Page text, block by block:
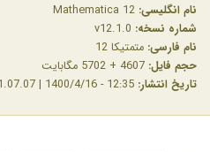
نام انگلیسی:
شماره نسخه:
نام فارسی: متمتیکا 12
حجم فایل:
تاریخ انتشار: